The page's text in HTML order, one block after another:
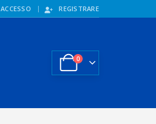
ACCESSO REGISTRARE
0